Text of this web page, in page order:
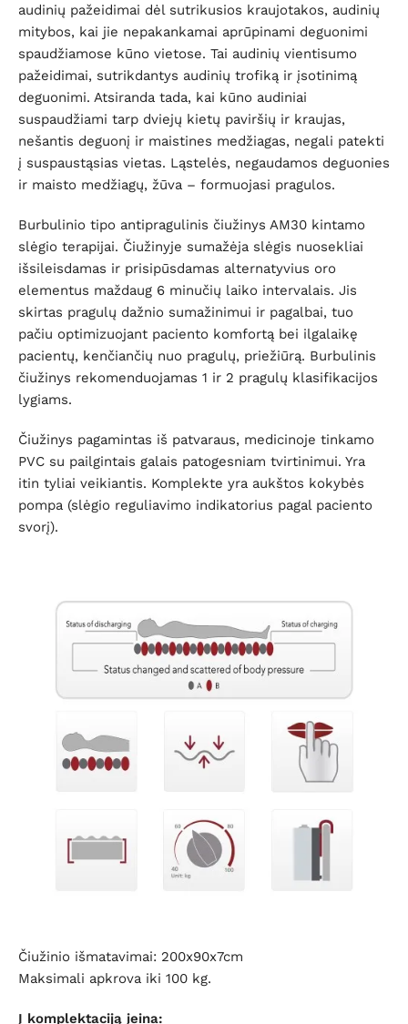
audinių pažeidimai dėl sutrikusios kraujotakos, audinių
mitybos, kai jie nepakankamai aprūpinami deguonimi
spaudžiamose kūno vietose. Tai audinių vientisumo
pažeidimai, sutrikdantys audinių trofiką ir įsotinimą
deguonimi. Atsiranda tada, kai kūno audiniai
suspaudžiami tarp dviejų kietų paviršių ir kraujas,
nešantis deguonį ir maistines medžiagas, negali patekti
į suspaustąsias vietas. Ląstelės, negaudamos deguonies
ir maisto medžiagų, žūva – formuojasi pragulos.
Burbulinio tipo antipragulinis čiužinys AM30 kintamo
slėgio terapijai. Čiužinyje sumažėja slėgis nuosekliai
išsileisdamas ir prisipūsdamas alternatyvius oro
elementus maždaug 6 minučių laiko intervalais. Jis
skirtas pragulų dažnio sumažinimui ir pagalbai, tuo
pačiu optimizuojant paciento komfortą bei ilgalaikę
pacientų, kenčiančių nuo pragulų, priežiūrą. Burbulinis
čiužinys rekomenduojamas 1 ir 2 pragulų klasifikacijos
lygiams.
Čiužinys pagamintas iš patvaraus, medicinoje tinkamo
PVC su pailgintais galais patogesniam tvirtinimui. Yra
itin tyliai veikiantis. Komplekte yra aukštos kokybės
pompa (slėgio reguliavimo indikatorius pagal paciento
svorį).
Čiužinio išmatavimai: 200x90x7cm
Maksimali apkrova iki 100 kg.
Į komplektaciją įeina: